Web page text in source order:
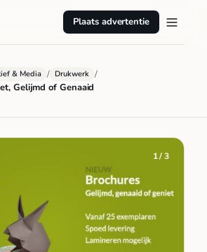
Plaats advertentie
& Media / Drukwerk /
Gelijmd of Genaaid
1 / 3